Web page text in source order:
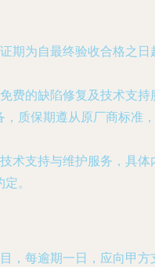
期为自最终验收合格之日
费的缺陷修复及技术支持
质保期遵从原厂商标准，
术支持与维护服务，具体
。
，每逾期一日，应向甲方